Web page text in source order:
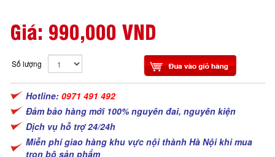
Giá: 990,000 VND
Số lượng
Hotline: 0971 491 492
Đảm bảo hàng mới 100% nguyên đai, nguyên kiện
Dịch vụ hỗ trợ 24/24h
Miễn phí giao hàng khu vực nội thành Hà Nội khi mua
trọn bộ sản phẩm